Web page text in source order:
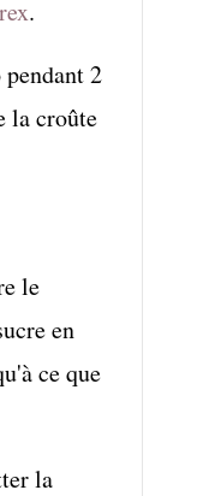
.
2
la croûte
le
en
ce que
la